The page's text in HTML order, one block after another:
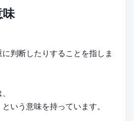
味
判断したりすることを指しま
いう意味を持っています。